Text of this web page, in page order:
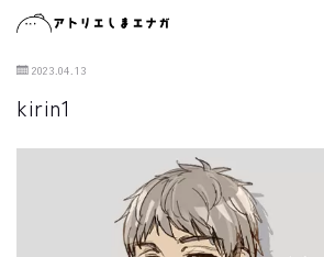
MENU
トップページ
2023.04.13
kirin1